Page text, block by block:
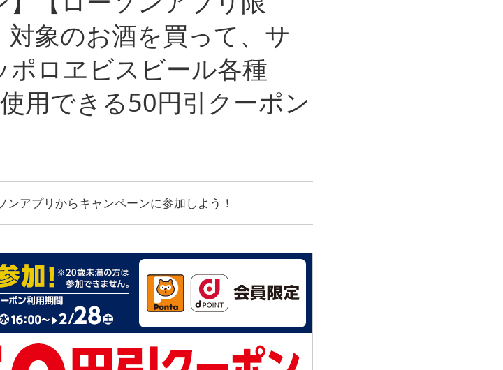
象のお酒を買って、サ
ポロヱビスビール各種
用できる50円引クーポン
アプリからキャンペーンに参加しよう！